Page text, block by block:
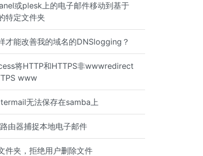
或plesk上的电子邮件移动到基​​于
特定文件夹
才能改善我的域名的DNSlogging？
将HTTP和HTTPS非wwwredirect
www
无法保存在samba上
由器捕捉本地电子邮件
件夹，拒绝用户删除文件